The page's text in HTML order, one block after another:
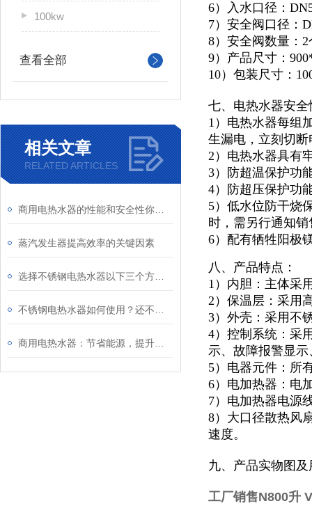
100kw
查看全部
相关文章
RELATED ARTICLES
蒸汽发生器提高效率的关键因素
6）入水口径：
7）安全阀口径：
8）安全阀数量：2
9）产品尺寸：
10）包装尺寸：
七、电热水器安全
1）电热水器每组
生漏电，立刻切
2）电热水器具有
3）防超温保护功
4）防超压保护功
5）低水位防干烧
时，需另行通知
6）配有牺牲阳极
八、产品特点：
1）内胆：主体采
2）保温层：采用
3）外壳：采用不
4）控制系统：采
示、故障报警显
5）电器元件：所
6）电加热器：电
7）电加热器电源
8）大口径散热风
速度。
九、产品实物图
工厂销售N800升